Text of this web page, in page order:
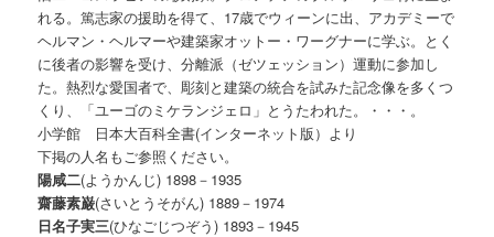
れる。篤志家の援助を得て、17歳でウィーンに出、アカデミーで
ヘルマン・ヘルマーや建築家オットー・ワーグナーに学ぶ。とく
に後者の影響を受け、分離派（ゼツェッション）運動に参加し
た。熱烈な愛国者で、彫刻と建築の統合を試みた記念像を多くつ
くり、「ユーゴのミケランジェロ」とうたわれた。・・・。
小学館 日本大百科全書(インターネット版）より
下掲の人名もご参照ください。
陽咸二(ようかんじ) 1898－1935
齋藤素巌(さいとうそがん) 1889－1974
日名子実三(ひなごじつぞう) 1893－1945